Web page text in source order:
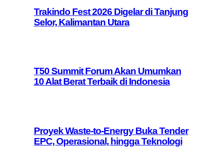
Trakindo Fest 2026 Digelar di Tanjung
Selor, Kalimantan Utara
T50 Summit Forum Akan Umumkan
10 Alat Berat Terbaik di Indonesia
Proyek Waste-to-Energy Buka Tender
EPC, Operasional, hingga Teknologi